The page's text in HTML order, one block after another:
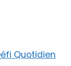
Quotidien